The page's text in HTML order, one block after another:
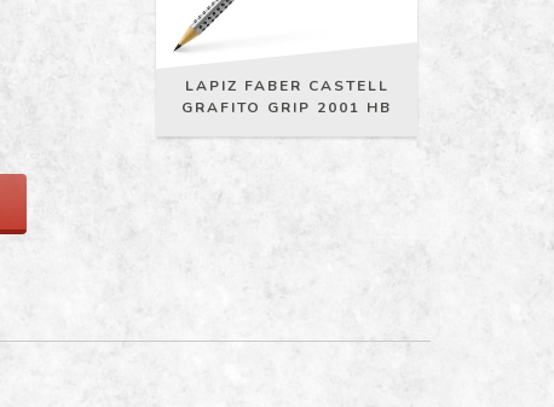
LAPIZ FABER CASTELL
GRAFITO GRIP 2001 HB